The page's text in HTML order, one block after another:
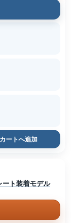
ートへ追加
ト装着モデル